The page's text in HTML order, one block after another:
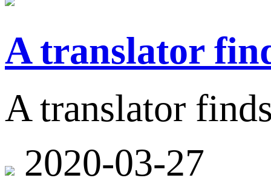
A translator
A translator
2020-03-27